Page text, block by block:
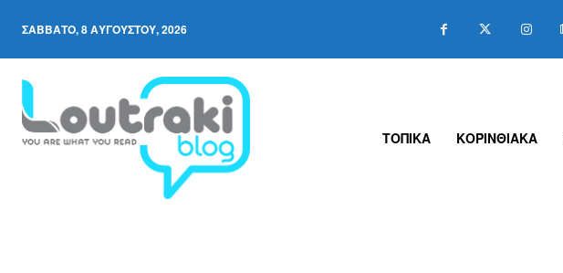
ΣΆΒΒΑΤΟ, 8 ΑΥΓΟΎΣΤΟΥ, 2026
ΤΟΠΙΚΑ ΚΟΡΙΝΘΙΑΚΑ